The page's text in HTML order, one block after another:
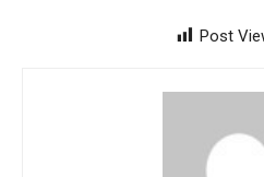
Post